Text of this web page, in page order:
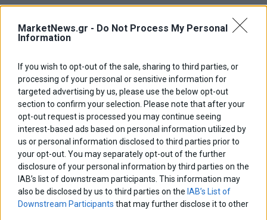
MarketNews.gr - Do Not Process My Personal
Information
If you wish to opt-out of the sale, sharing to third parties, or
processing of your personal or sensitive information for
targeted advertising by us, please use the below opt-out
section to confirm your selection. Please note that after your
opt-out request is processed you may continue seeing
interest-based ads based on personal information utilized by
us or personal information disclosed to third parties prior to
your opt-out. You may separately opt-out of the further
disclosure of your personal information by third parties on the
IAB’s list of downstream participants. This information may
also be disclosed by us to third parties on the IAB’s List of
Downstream Participants that may further disclose it to other
ΑΡΘΡΟΓΡΑΦΟΙ
Ελευθερία Κούρταλη
Οι «τιμωροί» των ομολόγων επέστρεψαν